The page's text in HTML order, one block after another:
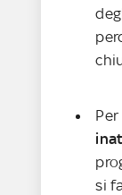
Per
si